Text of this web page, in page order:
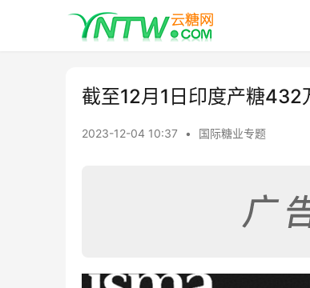
截至12月1日印度产糖432
2023-12-04 10:37 • 国际糖业专题